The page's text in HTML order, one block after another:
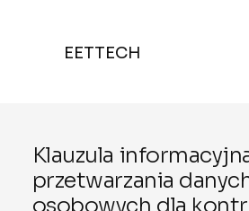
EETTECH
Klauzula
przetwarzania